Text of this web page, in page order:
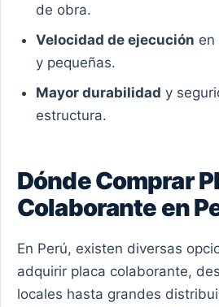
de obra.
Velocidad de ejecución en
y pequeñas.
Mayor durabilidad y
estructura.
Dónde Comprar
Colaborante en
En Perú, existen diversas
adquirir placa colaborante,
locales hasta grandes